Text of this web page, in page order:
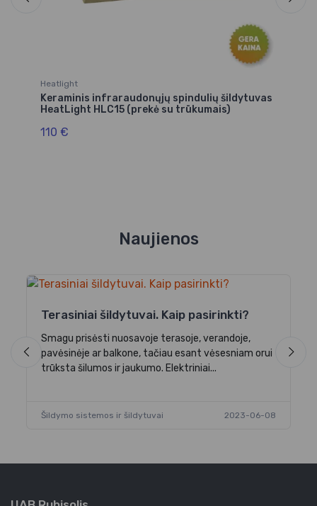
Heatlight
Keraminis infraraudonųjų spindulių šildytuvas
HeatLight HLC15 (prekė su trūkumais)
110 €
Naujienos
Terasiniai šildytuvai. Kaip pasirinkti?
Smagu prisėsti nuosavoje terasoje, verandoje,
pavėsinėje ar balkone, tačiau esant vėsesniam orui
trūksta šilumos ir jaukumo. Elektriniai...
Šildymo sistemos ir šildytuvai 2023-06-08